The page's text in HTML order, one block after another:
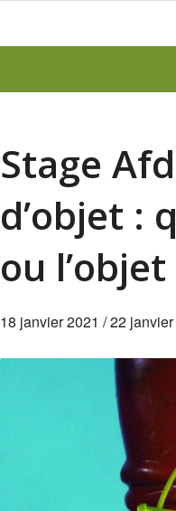
Stage
d’objet :
ou l’objet
18 janvier 2021 /22 janvier